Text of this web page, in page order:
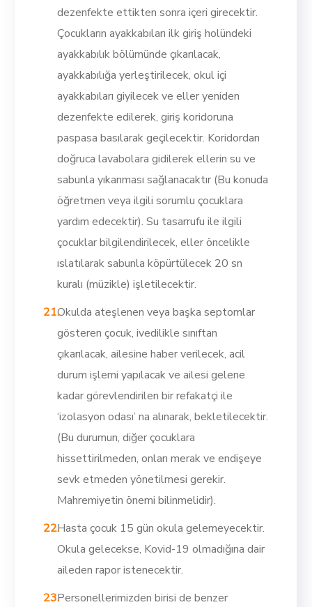
dezenfekte ettikten sonra içeri girecektir.
Çocukların ayakkabıları ilk giriş holündeki
ayakkabılık bölümünde çıkarılacak,
ayakkabılığa yerleştirilecek, okul içi
ayakkabıları giyilecek ve eller yeniden
dezenfekte edilerek, giriş koridoruna
paspasa basılarak geçilecektir. Koridordan
doğruca lavabolara gidilerek ellerin su ve
sabunla yıkanması sağlanacaktır (Bu konuda
öğretmen veya ilgili sorumlu çocuklara
yardım edecektir). Su tasarrufu ile ilgili
çocuklar bilgilendirilecek, eller öncelikle
ıslatılarak sabunla köpürtülecek 20 sn
kuralı (müzikle) işletilecektir.
Okulda ateşlenen veya başka septomlar
gösteren çocuk, ivedilikle sınıftan
çıkarılacak, ailesine haber verilecek, acil
durum işlemi yapılacak ve ailesi gelene
kadar görevlendirilen bir refakatçi ile
‘izolasyon odası’ na alınarak, bekletilecektir.
(Bu durumun, diğer çocuklara
hissettirilmeden, onları merak ve endişeye
sevk etmeden yönetilmesi gerekir.
Mahremiyetin önemi bilinmelidir).
Hasta çocuk 15 gün okula gelemeyecektir.
Okula gelecekse, Kovid-19 olmadığına dair
aileden rapor istenecektir.
Personellerimizden birisi de benzer